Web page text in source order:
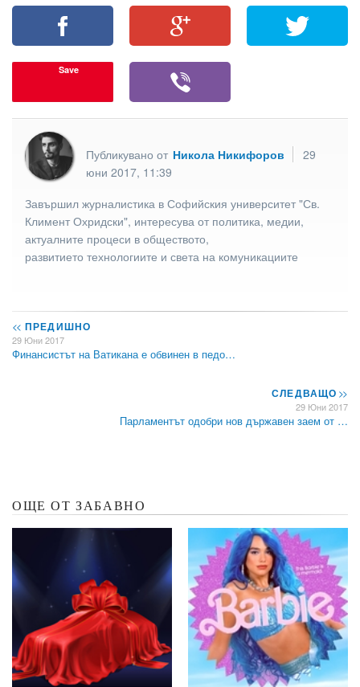
Save
Публикувано от Никола Никифоров
29
юни 2017, 11:39
Завършил журналистика в Софийския университет "Св.
Климент Охридски", интересува от политика, медии,
актуалните процеси в обществото,
развитието технологиите и света на комуникациите
<< ПРЕДИШНО
29 Юни 2017
Финансистът на Ватикана е обвинен в педо…
СЛЕДВАЩО>>
29 Юни 2017
Парламентът одобри нов държавен заем от …
ОЩЕ ОТ ЗАБАВНО